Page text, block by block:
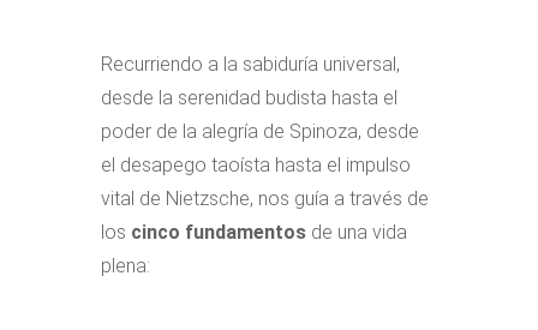
Recurriendo a la sabiduría universal,
desde la serenidad budista hasta el
poder de la alegría de Spinoza, desde
el desapego taoísta hasta el impulso
vital de Nietzsche, nos guía a través de
los cinco fundamentos de una vida
plena: